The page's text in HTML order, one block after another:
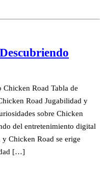
Chicken Road Tabla de
Road Jugabilidad y
sobre Chicken
del entretenimiento digital
Chicken Road se erige
[…]